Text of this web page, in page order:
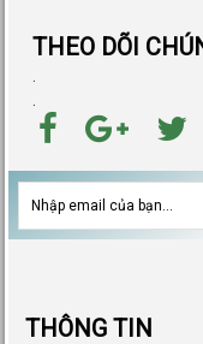
THEO DÕI
THÔNG TIN